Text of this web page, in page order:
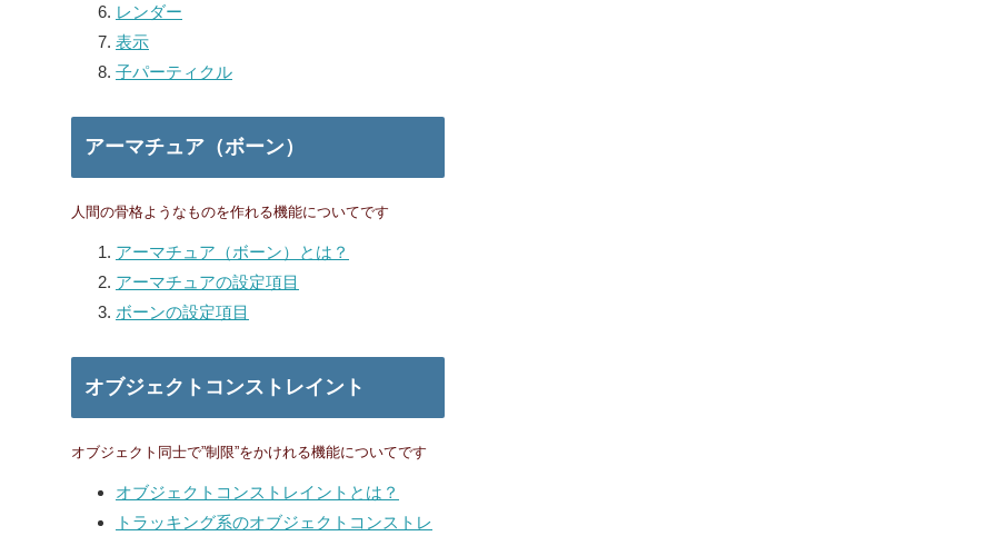
レンダー
表示
子パーティクル
アーマチュア（ボーン）
人間の骨格ようなものを作れる機能についてです
アーマチュア（ボーン）とは？
アーマチュアの設定項目
ボーンの設定項目
オブジェクトコンストレイント
オブジェクト同士で”制限”をかけれる機能についてです
オブジェクトコンストレイントとは？
トラッキング系のオブジェクトコンストレ